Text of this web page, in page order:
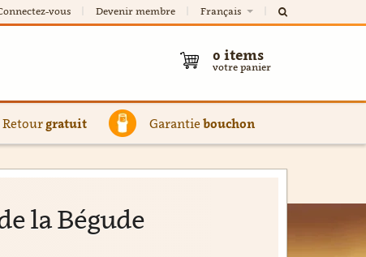
vous Devenir membre Français
0 items
votre panier
Retour gratuit Garantiebouchon
la Bégude